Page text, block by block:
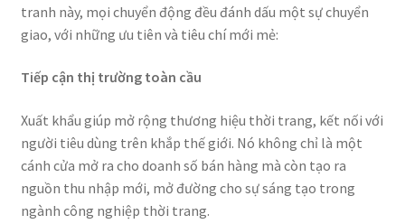
tranh này, mọi chuyển động đều đánh dấu một sự chuyển
giao, với những ưu tiên và tiêu chí mới mẻ:
Tiếp cận thị trường toàn cầu
Xuất khẩu giúp mở rộng thương hiệu thời trang, kết nối với
người tiêu dùng trên khắp thế giới. Nó không chỉ là một
cánh cửa mở ra cho doanh số bán hàng mà còn tạo ra
nguồn thu nhập mới, mở đường cho sự sáng tạo trong
ngành công nghiệp thời trang.